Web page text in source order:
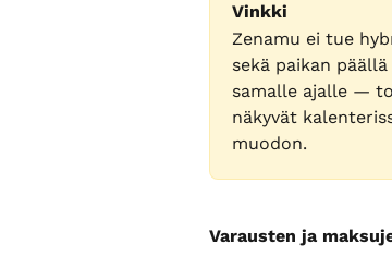
Vinkki
Zenamu ei tue
sekä paikan
samalle ajalle —
näkyvät
muodon.
Varausten ja